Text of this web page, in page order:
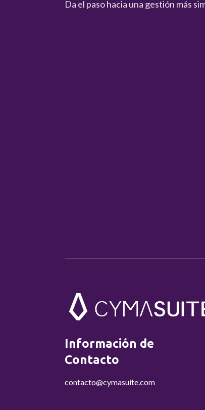
Da el paso hacia una gestión más
Información de
Contacto
contacto@cymasuite.com